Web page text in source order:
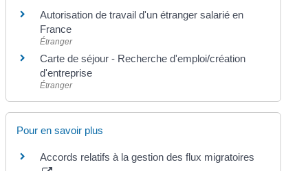
Autorisation de travail d'un étranger salarié en
France
Étranger
Carte de séjour - Recherche d'emploi/création
d'entreprise
Étranger
Pour en savoir plus
Accords relatifs à la gestion des flux migratoires